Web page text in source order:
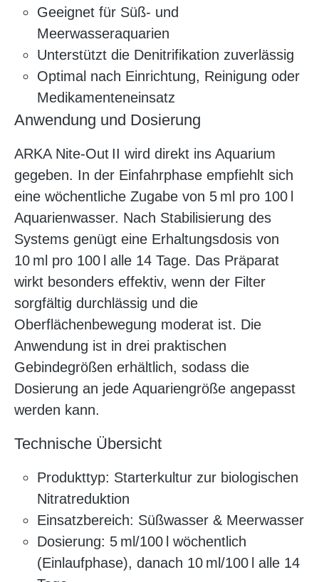
Geeignet für Süß- und
Meerwasseraquarien
Unterstützt die Denitrifikation zuverlässig
Optimal nach Einrichtung, Reinigung oder
Medikamenteneinsatz
Anwendung und Dosierung
ARKA Nite‑Out II wird direkt ins Aquarium
gegeben. In der Einfahrphase empfiehlt sich
eine wöchentliche Zugabe von 5 ml pro 100 l
Aquarienwasser. Nach Stabilisierung des
Systems genügt eine Erhaltungsdosis von
10 ml pro 100 l alle 14 Tage. Das Präparat
wirkt besonders effektiv, wenn der Filter
sorgfältig durchlässig und die
Oberflächenbewegung moderat ist. Die
Anwendung ist in drei praktischen
Gebindegrößen erhältlich, sodass die
Dosierung an jede Aquariengröße angepasst
werden kann.
Technische Übersicht
Produkttyp: Starterkultur zur biologischen
Nitratreduktion
Einsatzbereich: Süßwasser & Meerwasser
Dosierung: 5 ml/100 l wöchentlich
(Einlaufphase), danach 10 ml/100 l alle 14